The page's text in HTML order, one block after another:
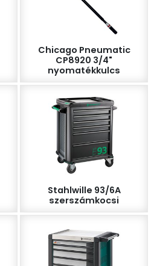
Chicago Pneumatic
CP8920 3/4"
nyomatékkulcs
Stahlwille 93/6A
szerszámkocsi